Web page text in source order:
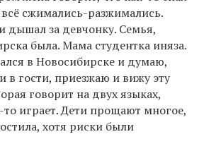
сжимались-разжимались.
дышал за девчонку. Семья,
была. Мама студентка иняза.
в Новосибирске и думаю,
в гости, приезжаю и вижу эту
говорит на двух языках,
играет. Дети прощают многое,
хотя риски были